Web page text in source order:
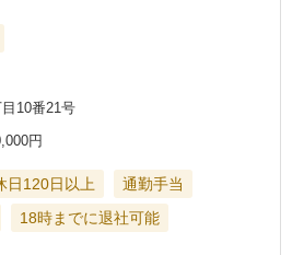
10番21号
円
日120日以上
通勤手当
18時までに退社可能